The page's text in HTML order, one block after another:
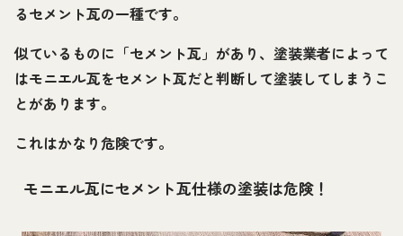
るセメント瓦の一種です。
似ているものに「セメント瓦」があり、塗装業者によって
はモニエル瓦をセメント瓦だと判断して塗装してしまうこ
とがあります。
これはかなり危険です。
モニエル瓦にセメント瓦仕様の塗装は危険！